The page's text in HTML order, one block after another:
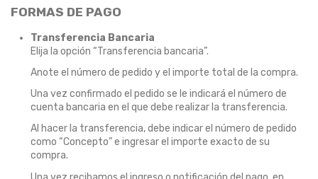
FORMAS DE PAGO
Transferencia Bancaria
Elija la opción “Transferencia bancaria”.
Anote el número de pedido y el importe total de la compra.
Una vez confirmado el pedido se le indicará el número de
cuenta bancaria en el que debe realizar la transferencia.
Al hacer la transferencia, debe indicar el número de pedido
como “Concepto” e ingresar el importe exacto de su
compra.